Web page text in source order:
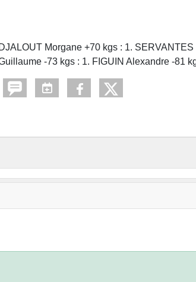
Morgane +70 kgs : 1.
-73 kgs : 1. FIGUIN Alexandre -81